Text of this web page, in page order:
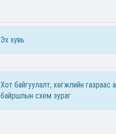
Эх хувь
Хот байгуулалт, хөгжлийн газраас
байршлын схем зураг